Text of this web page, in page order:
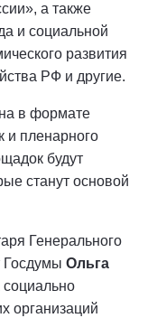
а также
и социальной
развития
РФ и другие.
в формате
и пленарного
будут
станут основой
Генерального
Госдумы Ольга
социально
организаций